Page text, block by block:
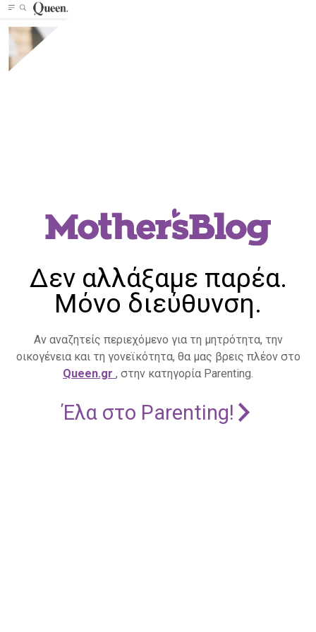
Δεν αλλάξαμε παρέα.
Μόνο διεύθυνση.
Αν αναζητείς περιεχόμενο για τη μητρότητα, την
οικογένεια και τη γονεϊκότητα, θα μας βρεις πλέον στο
Queen.gr , στην κατηγορία Parenting.
Έλα στο Parenting!